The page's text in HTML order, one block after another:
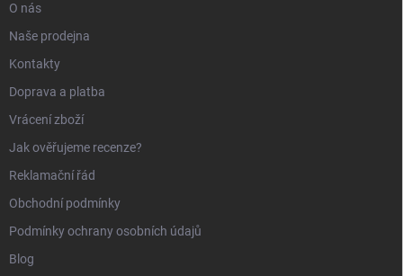
O nás
Naše prodejna
Kontakty
Doprava a platba
Vrácení zboží
Jak ověřujeme recenze?
Reklamační řád
Obchodní podmínky
Podmínky ochrany osobních údajů
Blog